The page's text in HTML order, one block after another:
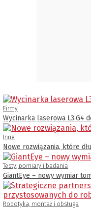
Firmy
Wycinarka laserowa L3.G4
Inne
Nowe rozwiązania, które
Testy, pomiary i badania
GiantEye – nowy wymiar
Robotyka, montaż i obsługa